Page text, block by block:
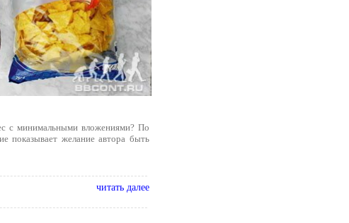
с минимальными вложениями? По
показывает желание автора быть
читать далее